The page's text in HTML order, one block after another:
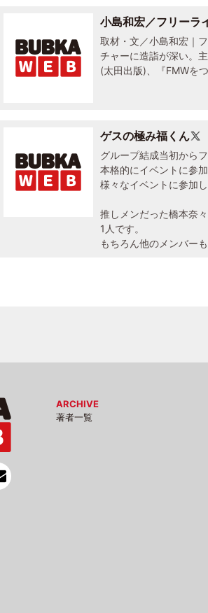
小島和宏／フリーラ
取材・文／小島和宏｜
チャーに造詣が深い。
(太田出版)、『FMWを
ゲスの極み福くん
グループ結成当初から
本格的にイベントに参
様々なイベントに参加し
推しメンだった橋本奈
1人です。
もちろん他のメンバーも
ARCHIVE
著者一覧